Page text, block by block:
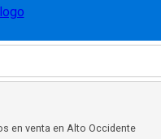
en venta en Alto Occidente